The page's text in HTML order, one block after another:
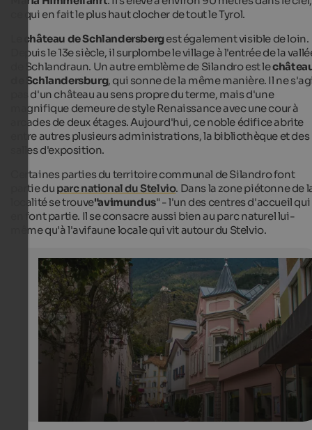
Schlanders
The center Schlanders
Internet Consulting - Patrick Kammerlander
ce qui en fait le plus haut clocher de tout le Tyrol.
château de Schlandersbergest également visible de loin.
Depuis le 13e siècle, il surplombe le village à l'entrée de la
de Schlandraun. Un autre emblème de Silandro est le
de Schlandersburg, qui sonne de la même manière. Il ne
pas d'un château au sens propre du terme, mais d'une
magnifique demeure de style Renaissance avec une cour à
arcades de deux étages. Aujourd'hui, ce noble édifice abrite
entre autres plusieurs administrations, la bibliothèque et des
salles d'exposition.
Certaines parties du territoire communal de Silandro font
partie du parc national du Stelvio. Dans la zone piétonne de
localité se trouve"avimundus" - l'un des centres d'accueil qui
en font partie. Il se consacre aussi bien au parc naturel lui-
même qu'à l'avifaune locale qui vit autour du Stelvio.